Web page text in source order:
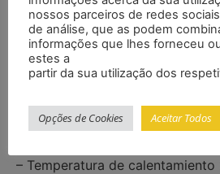
– Faixa de pesagem: 220 g
– Peso mínimo da amostra: 4 g
– Interior do prato: Ø 105 / 115
– 2 aquecedores: infravermelho
– Temperatura de
nossos parceiros de redes
de análise, que as podem
informações que lhes forneceu
estes a
partir da sua utilização dos
Opções de Cookies Aceitar Todos